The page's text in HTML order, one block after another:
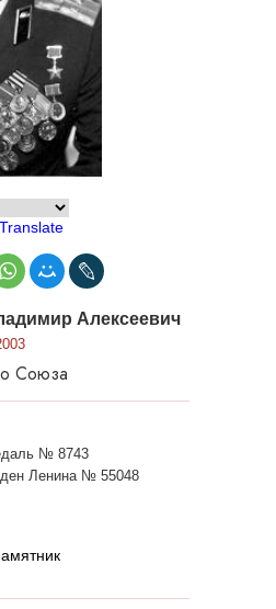
Translate
Алексеевич
Союза
№ 8743
Ленина № 55048